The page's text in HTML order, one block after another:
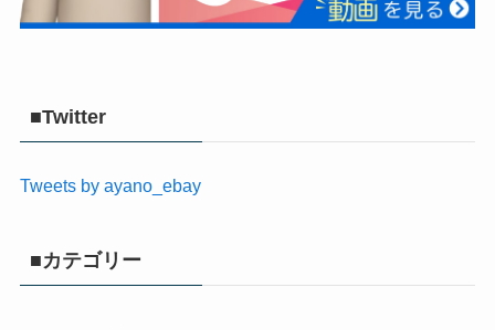
■Twitter
Tweets by ayano_ebay
■カテゴリー